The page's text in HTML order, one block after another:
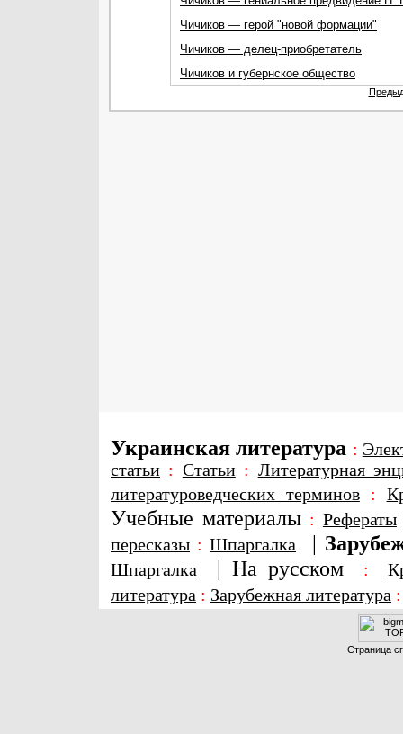
Чичиков — герой "новой формации"
Чичиков — делец-приобретатель
Чичиков и губернское общество
Украинская литература :
статьи : Статьи: Литературная
литературоведческих терминов:
Учебные материалы : Рефераты
пересказы : Шпаргалка |
Шпаргалка | На русском :
литература : Зарубежная литература
Страница